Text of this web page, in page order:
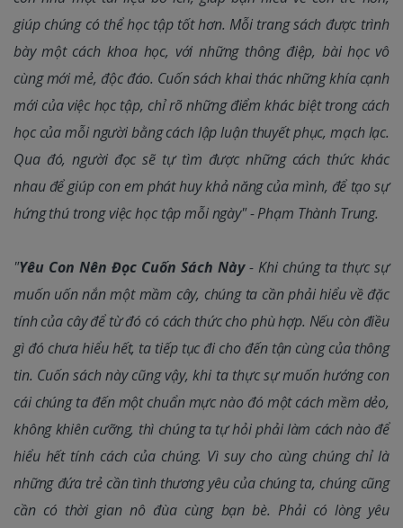
giúp chúng có thể học tập tốt hơn. Mỗi trang sách được trình
bày một cách khoa học, với những thông điệp, bài học vô
cùng mới mẻ, độc đáo. Cuốn sách khai thác những khía cạnh
mới của việc học tập, chỉ rõ những điểm khác biệt trong cách
học của mỗi người bằng cách lập luận thuyết phục, mạch lạc.
Qua đó, người đọc sẽ tự tìm được những cách thức khác
nhau để giúp con em phát huy khả năng của mình, để tạo sự
hứng thú trong việc học tập mỗi ngày" - Phạm Thành Trung.
"Yêu Con Nên Đọc Cuốn Sách Này- Khi chúng ta thực sự
muốn uốn nắn một mầm cây, chúng ta cần phải hiểu về đặc
tính của cây để từ đó có cách thức cho phù hợp. Nếu còn điều
gì đó chưa hiểu hết, ta tiếp tục đi cho đến tận cùng của thông
tin. Cuốn sách này cũng vậy, khi ta thực sự muốn hướng con
cái chúng ta đến một chuẩn mực nào đó một cách mềm dẻo,
không khiên cưỡng, thì chúng ta tự hỏi phải làm cách nào để
hiểu hết tính cách của chúng. Vì suy cho cùng chúng chỉ là
những đứa trẻ cần tình thương yêu của chúng ta, chúng cũng
cần có thời gian nô đùa cùng bạn bè. Phải có lòng yêu